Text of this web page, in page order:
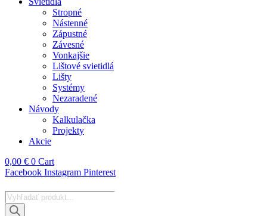
Stropné
Nástenné
Zápustné
Závesné
Vonkajšie
Lištové svietidlá
Lišty
Systémy
Nezaradené
Návody
Kalkulačka
Projekty
Akcie
0,00 € 0 Cart
Facebook Instagram Pinterest
Products
search